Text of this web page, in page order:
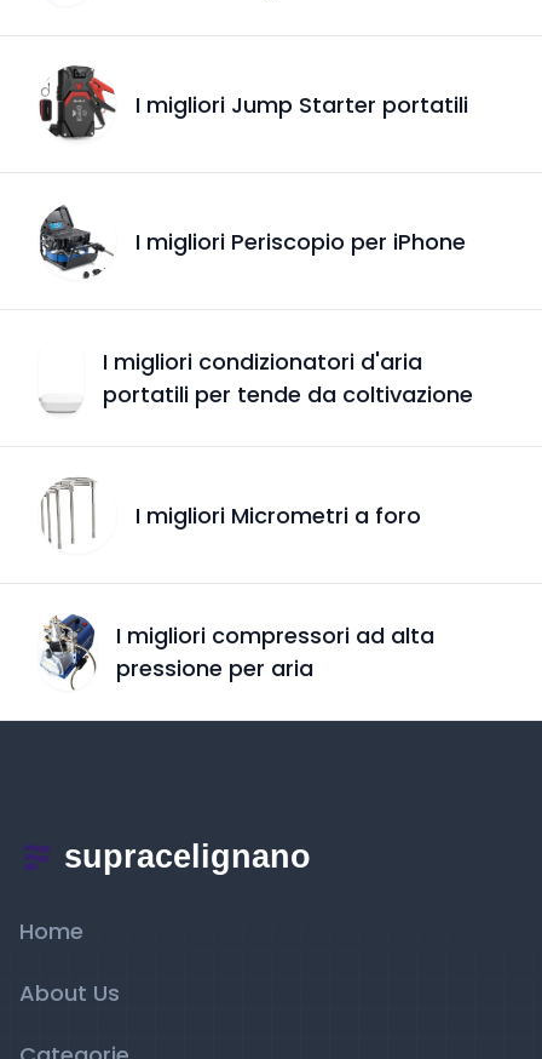
I migliori Jump Starter portatili
I migliori Periscopio per iPhone
I migliori condizionatori d'aria
portatili per tende da coltivazione
I migliori Micrometri a foro
I migliori compressori ad alta
pressione per aria
Home
About Us